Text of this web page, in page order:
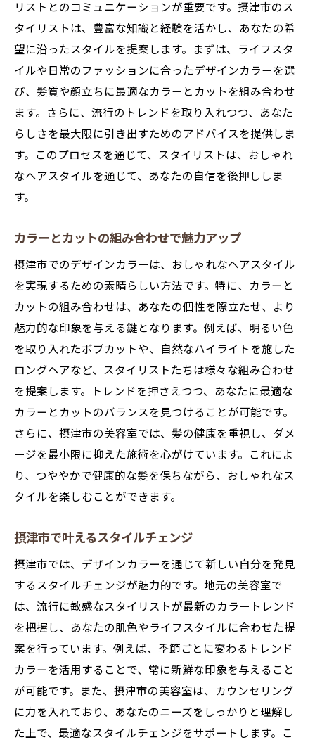
リストとのコミュニケーションが重要です。摂津市のス
タイリストは、豊富な知識と経験を活かし、あなたの希
望に沿ったスタイルを提案します。まずは、ライフスタ
イルや日常のファッションに合ったデザインカラーを選
び、髪質や顔立ちに最適なカラーとカットを組み合わせ
ます。さらに、流行のトレンドを取り入れつつ、あなた
らしさを最大限に引き出すためのアドバイスを提供しま
す。このプロセスを通じて、スタイリストは、おしゃれ
なヘアスタイルを通じて、あなたの自信を後押ししま
す。
カラーとカットの組み合わせで魅力アップ
摂津市でのデザインカラーは、おしゃれなヘアスタイル
を実現するための素晴らしい方法です。特に、カラーと
カットの組み合わせは、あなたの個性を際立たせ、より
魅力的な印象を与える鍵となります。例えば、明るい色
を取り入れたボブカットや、自然なハイライトを施した
ロングヘアなど、スタイリストたちは様々な組み合わせ
を提案します。トレンドを押さえつつ、あなたに最適な
カラーとカットのバランスを見つけることが可能です。
さらに、摂津市の美容室では、髪の健康を重視し、ダメ
ージを最小限に抑えた施術を心がけています。これによ
り、つややかで健康的な髪を保ちながら、おしゃれなス
タイルを楽しむことができます。
摂津市で叶えるスタイルチェンジ
摂津市では、デザインカラーを通じて新しい自分を発見
するスタイルチェンジが魅力的です。地元の美容室で
は、流行に敏感なスタイリストが最新のカラートレンド
を把握し、あなたの肌色やライフスタイルに合わせた提
案を行っています。例えば、季節ごとに変わるトレンド
カラーを活用することで、常に新鮮な印象を与えること
が可能です。また、摂津市の美容室は、カウンセリング
に力を入れており、あなたのニーズをしっかりと理解し
た上で、最適なスタイルチェンジをサポートします。こ